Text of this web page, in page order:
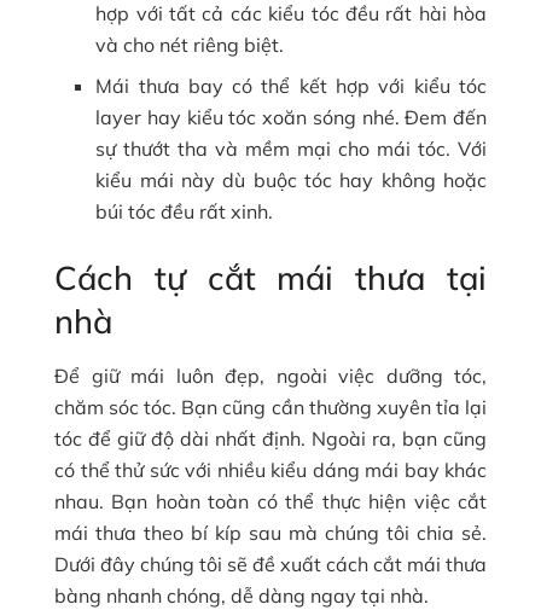
hợp với tất cả các kiểu tóc đều rất hài hòa
và cho nét riêng biệt.
Mái thưa bay có thể kết hợp với kiểu tóc
layer hay kiểu tóc xoăn sóng nhé. Đem đến
sự thướt tha và mềm mại cho mái tóc. Với
kiểu mái này dù buộc tóc hay không hoặc
búi tóc đều rất xinh.
Cách tự cắt mái thưa tại
nhà
Để giữ mái luôn đẹp, ngoài việc dưỡng tóc,
chăm sóc tóc. Bạn cũng cần thường xuyên tỉa lại
tóc để giữ độ dài nhất định. Ngoài ra, bạn cũng
có thể thử sức với nhiều kiểu dáng mái bay khác
nhau. Bạn hoàn toàn có thể thực hiện việc cắt
mái thưa theo bí kíp sau mà chúng tôi chia sẻ.
Dưới đây chúng tôi sẽ đề xuất cách cắt mái thưa
bàng nhanh chóng, dễ dàng ngay tại nhà.